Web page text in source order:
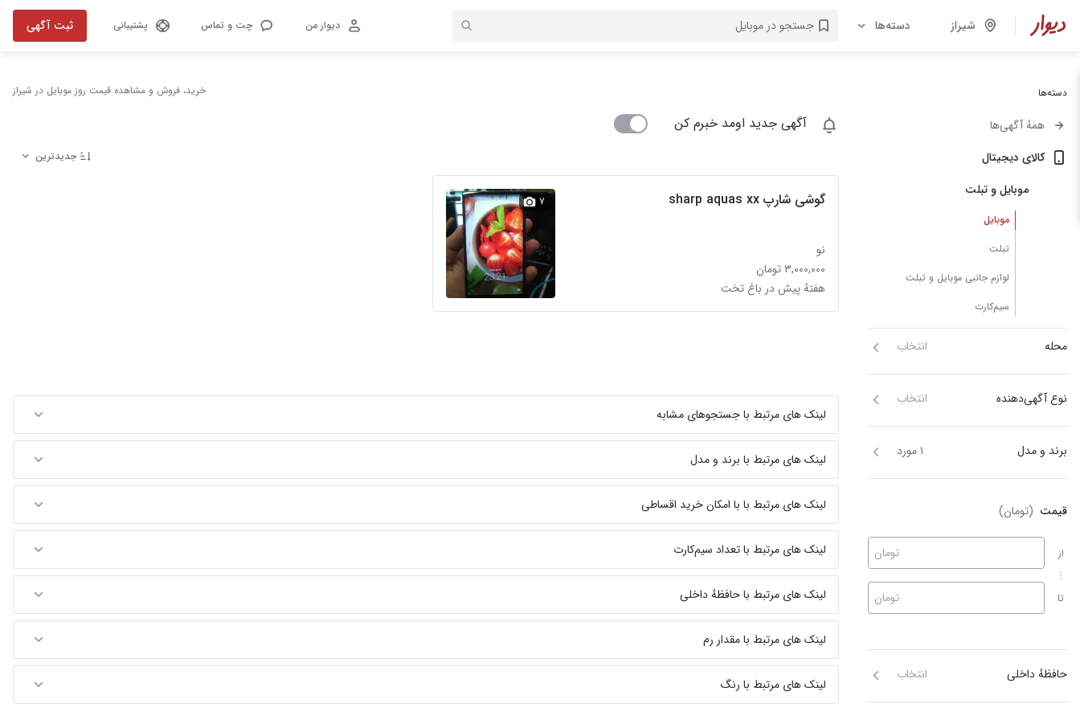
شیراز دسته‌ها دیوار من چت و تماس پشتیبانی ثبت آگهی
دسته‌ها
همهٔ آگهی‌ها
کالای دیجیتال
موبایل و تبلت
موبایل
تبلت
لوازم جانبی موبایل و تبلت
سیم‌کارت
محله انتخاب
نوع آگهی‌دهنده انتخاب
برند و مدل ۱ مورد
قیمت (تومان)
از
تا
تومان
تومان
حافظهٔ داخلی انتخاب
خرید، فروش و مشاهده قیمت روز موبایل در شیراز
آگهی جدید اومد خبرم کن
جدیدترین
گوشی شارپ sharp aquas xx
نو
۳,۰۰۰,۰۰۰ تومان
هفتهٔ پیش در باغ تخت
۷
لینک های مرتبط با جستجوهای مشابه
لینک های مرتبط با برند و مدل
لینک های مرتبط با با امکان خرید اقساطی
لینک های مرتبط با تعداد سیم‌کارت
لینک های مرتبط با حافظهٔ داخلی
لینک های مرتبط با مقدار رم
لینک های مرتبط با رنگ